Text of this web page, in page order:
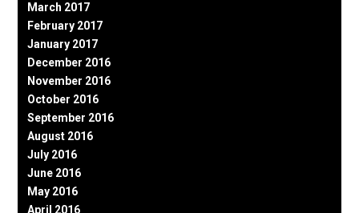
March 2017
February 2017
January 2017
December 2016
November 2016
October 2016
September 2016
August 2016
July 2016
June 2016
May 2016
April 2016